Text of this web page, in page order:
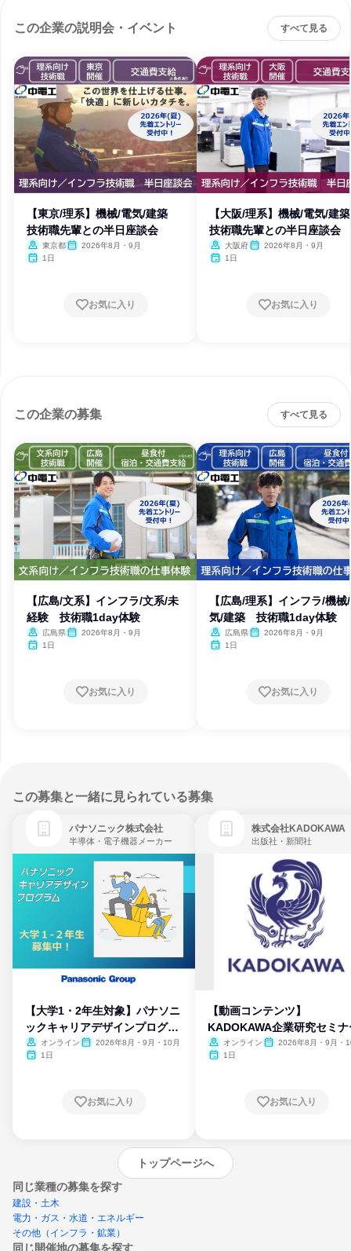
この企業の説明会・イベント すべて見る
【東京/理系】機械/電気/建築
技術職先輩との半日座談会
東京都
2026年8月・9月
1日
お気に入り
【大阪/理系】機械/電気/
技術職先輩との半日座談会
大阪府
2026年8月・9月
1日
お気に入り
この企業の募集 すべて見る
【広島/文系】インフラ/文系/未
経験 技術職1day体験
広島県
2026年8月・9月
1日
お気に入り
【広島/理系】インフラ/機械
気/建築 技術職1day体験
広島県
2026年8月・9月
1日
お気に入り
この募集と一緒に見られている募集
パナソニック株式会社
半導体・電子機器メーカー
【大学1・2年生対象】パナソニ
ックキャリアデザインプログラ
ム
オンライン
2026年8月・9月・10月
1日
お気に入り
株式会社KADOKAWA
出版社・新聞社
【動画コンテンツ】
KADOKAWA企業研究セミナ
オンライン
2026年8月・9月・
1日
お気に入り
トップページへ
同じ業種の募集を探す
建設・土木
電力・ガス・水道・エネルギー
その他（インフラ・鉱業）
同じ開催地の募集を探す